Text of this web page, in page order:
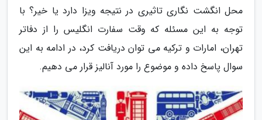
محل انگشت نگاری تاثیری در نتیجه ویزا دارد یا خیر؟ با
توجه به این مسئله که وقت سفارت انگلیس را از دفاتر
تهران، امارات و ترکیه می توان دریافت کرد، در ادامه به این
سوال پاسخ داده و موضوع را مورد آنالیز قرار می دهیم.